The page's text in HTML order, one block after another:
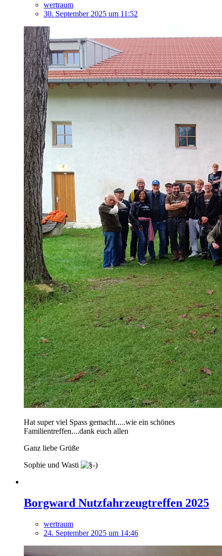
wertraum
30. September 2025 um 11:52
Hat super viel Spass gemacht.....wie ein schönes
Familientreffen....dank euch allen
Ganz liebe Grüße
Sophie und Wasti
Borgward Nutzfahrzeugtreffen 2025
wertraum
24. September 2025 um 14:46